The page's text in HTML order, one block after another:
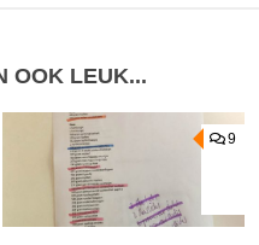
OOK LEUK...
9